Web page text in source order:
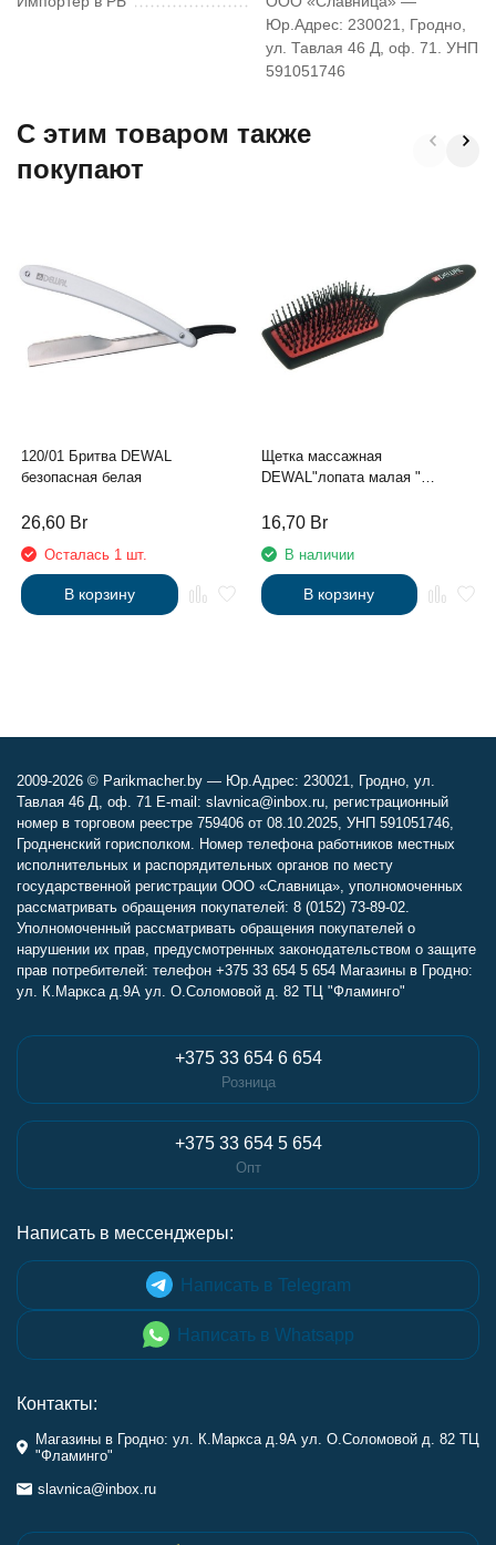
Юр.Адрес: 230021, Гродно,
ул. Тавлая 46 Д, оф. 71. УНП
591051746
C этим товаром также
покупают
120/01 Бритва DEWAL
безопасная белая
26,60 Br
Осталась 1 шт.
В корзину
Щетка массажная
DEWAL"лопата малая "
16,70 Br
В наличии
В корзину
2009-2026 © Parikmacher.by — Юр.Адрес: 230021, Гродно, ул.
Тавлая 46 Д, оф. 71 E-mail: slavnica@inbox.ru, регистрационный
номер в торговом реестре 759406 от 08.10.2025, УНП 591051746,
Гродненский горисполком. Номер телефона работников местных
исполнительных и распорядительных органов по месту
государственной регистрации ООО «Славница», уполномоченных
рассматривать обращения покупателей: 8 (0152) 73-89-02.
Уполномоченный рассматривать обращения покупателей о
нарушении их прав, предусмотренных законодательством о защите
прав потребителей: телефон +375 33 654 5 654 Магазины в Гродно:
ул. К.Маркса д.9А ул. О.Соломовой д. 82 ТЦ "Фламинго"
+375 33 654 6 654
Розница
+375 33 654 5 654
Опт
Написать в мессенджеры:
Написать в Telegram
Написать в Whatsapp
Контакты:
Магазины в Гродно: ул. К.Маркса д.9А ул. О.Соломовой д. 82 ТЦ
"Фламинго"
slavnica@inbox.ru